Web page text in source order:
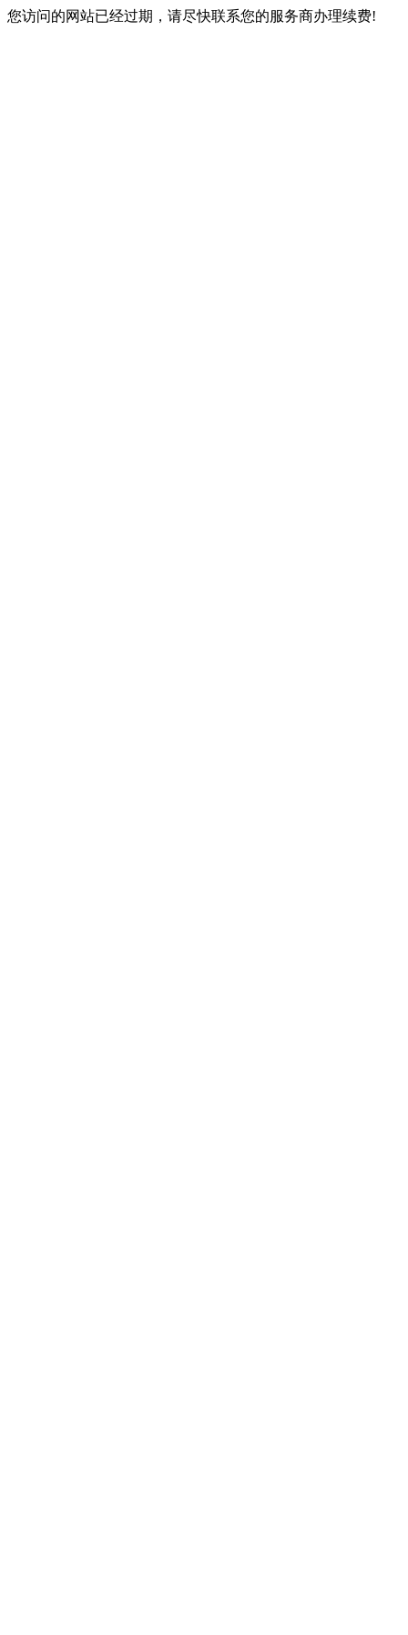
您访问的网站已经过期，请尽快联系您的服务商办理续费!